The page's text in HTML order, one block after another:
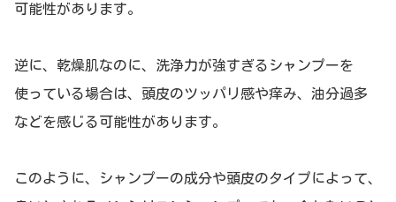
可能性があります。
逆に、乾燥肌なのに、洗浄力が強すぎるシャンプーを
使っている場合は、頭皮のツッパリ感や痒み、油分過多
などを感じる可能性があります。
このように、シャンプーの成分や頭皮のタイプによって、